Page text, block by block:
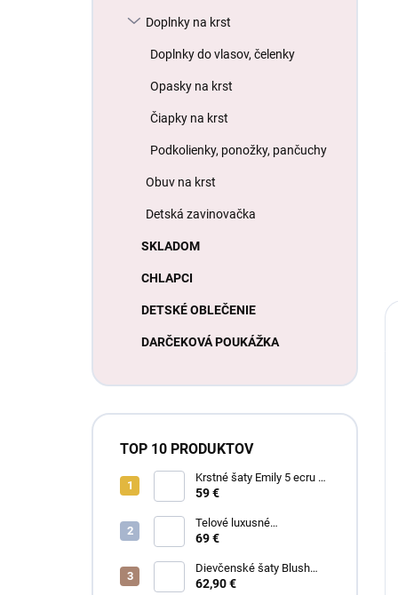
Doplnky na krst
Doplnky do vlasov, čelenky
Opasky na krst
Čiapky na krst
Podkolienky, ponožky, pančuchy
Obuv na krst
Detská zavinovačka
SKLADOM
CHLAPCI
DETSKÉ OBLEČENIE
DARČEKOVÁ POUKÁŽKA
TOP 10 PRODUKTOV
Krstné šaty Emily 5 ecru s
čipkou
59 €
Telové luxusné
dievčenské šaty Eva
69 €
Dievčenské šaty Blush
Grace pink
62,90 €